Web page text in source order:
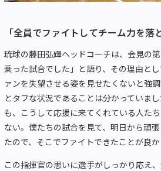
「全員でファイトしてチーム力を落
琉球の藤田弘輝ヘッドコーチは、会見の
乗った試合でした」と語り、その理由と
ァンを失望させる姿を見せたくないと強
とタフな状況であることは分かっていま
も、こうして応援に来てくれている人た
ない。僕たちの試合を見て、明日から頑
たので、そこでファイトできたことが良か
この指揮官の思いに選手がしっかり応え